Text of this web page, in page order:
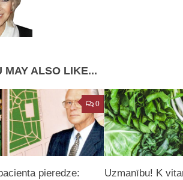
MAY ALSO LIKE...
0
pieredze:
Uzmanību! K